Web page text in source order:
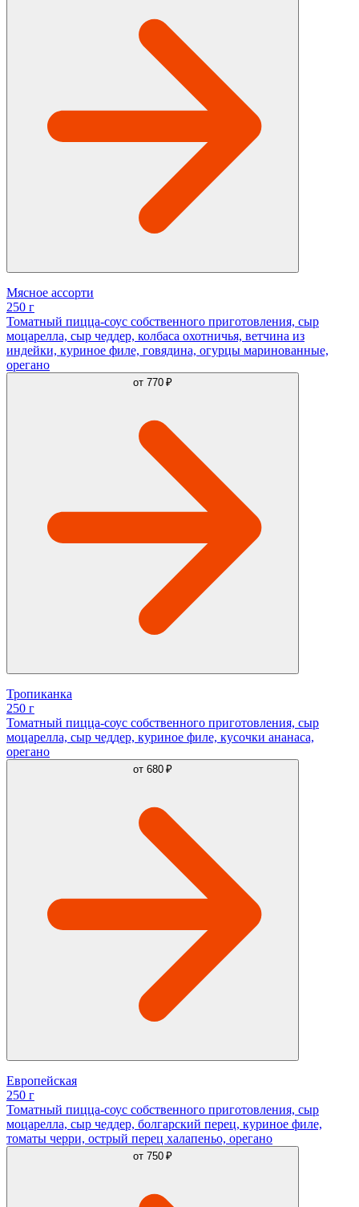
Мясное ассорти
250 г
Томатный пицца-соус собственного приготовления, сыр
моцарелла, сыр чеддер, колбаса охотничья, ветчина из
индейки, куриное филе, говядина, огурцы маринованные,
орегано
от 770 ₽
Тропиканка
250 г
Томатный пицца-соус собственного приготовления, сыр
моцарелла, сыр чеддер, куриное филе, кусочки ананаса,
орегано
от 680 ₽
Европейская
250 г
Томатный пицца-соус собственного приготовления, сыр
моцарелла, сыр чеддер, болгарский перец, куриное филе,
томаты черри, острый перец халапеньо, орегано
от 750 ₽